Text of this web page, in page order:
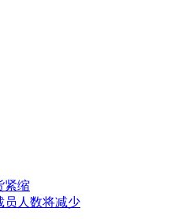
紧缩
员人数将减少